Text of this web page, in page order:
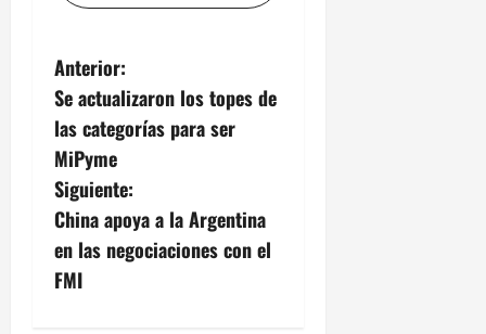
N
a
v
e
g
a
Anterior:
Se actualizaron los topes de
las categorías para ser
MiPyme
Siguiente:
China apoya a la Argentina
en las negociaciones con el
FMI